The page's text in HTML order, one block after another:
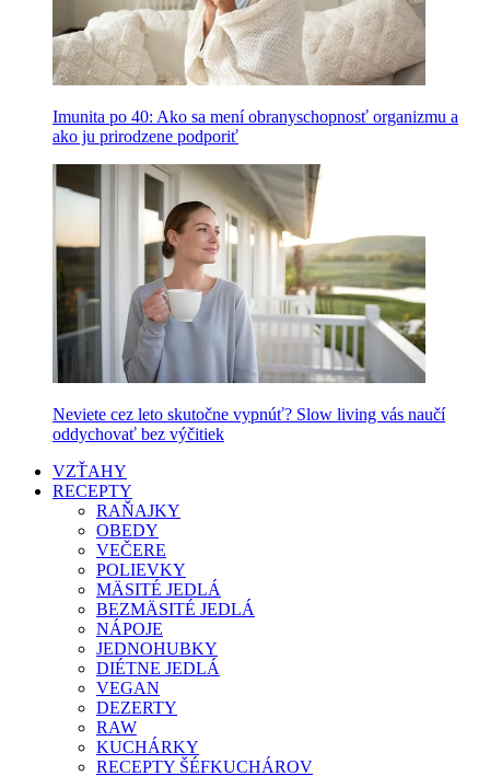
Imunita po 40: Ako sa mení obranyschopnosť organizmu a
ako ju prirodzene podporiť
Neviete cez leto skutočne vypnúť? Slow living vás naučí
oddychovať bez výčitiek
VZŤAHY
RECEPTY
RAŇAJKY
OBEDY
VEČERE
POLIEVKY
MÄSITÉ JEDLÁ
BEZMÄSITÉ JEDLÁ
NÁPOJE
JEDNOHUBKY
DIÉTNE JEDLÁ
VEGAN
DEZERTY
RAW
KUCHÁRKY
RECEPTY ŠÉFKUCHÁROV